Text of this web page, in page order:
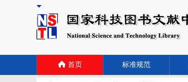
首页 标准规范